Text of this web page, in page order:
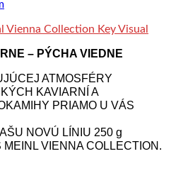
– PÝCHA VIEDNE
ATMOSFÉRY
KAVIARNÍ A
PRIAMO U VÁS
NOVÚ LÍNIU 250 g
VIENNA COLLECTION.